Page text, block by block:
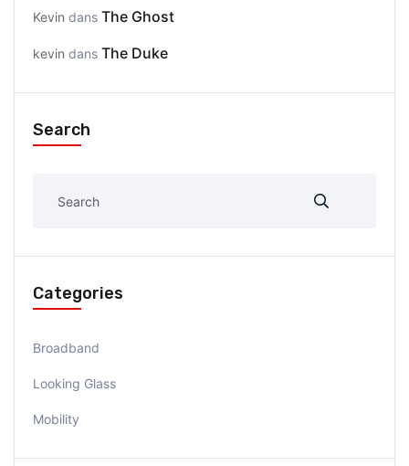
Kevin dans The Ghost
kevin dans The Duke
Search
Categories
Broadband
Looking Glass
Mobility